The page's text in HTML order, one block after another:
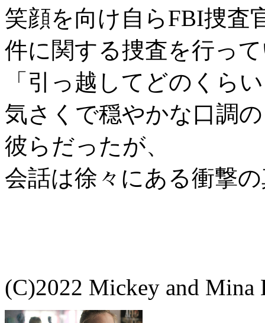
笑顔を向け自らFBI捜査
件に関する捜査を行っ
「引っ越してどのくら
気さくで穏やかな口調
彼らだったが、
会話は徐々にある衝撃
(C)2022 Mickey and Mina